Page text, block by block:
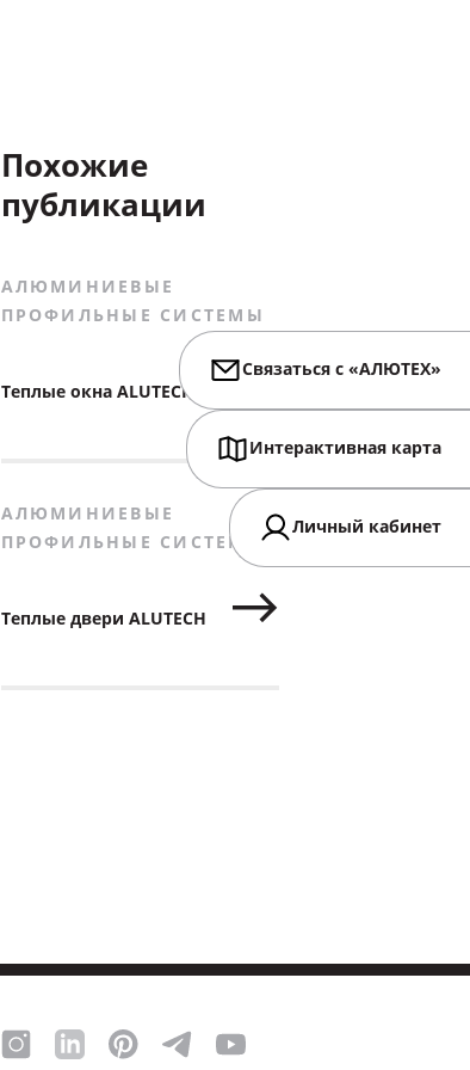
Похожие
публикации
АЛЮМИНИЕВЫЕ
ПРОФИЛЬНЫЕ СИСТЕМЫ
Теплые окна ALUTECH
АЛЮМИНИЕВЫЕ
ПРОФИЛЬНЫЕ СИСТЕМЫ
Теплые двери ALUTECH
Связаться с «АЛЮТЕХ»
Интерактивная карта
Личный кабинет